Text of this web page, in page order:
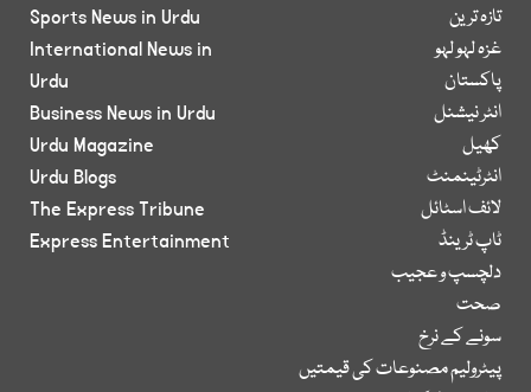
تازہ ترین
غزہ لہو لہو
پاکستان
انٹر نیشنل
کھیل
انٹرٹینمنٹ
لائف اسٹائل
ٹاپ ٹرینڈ
دلچسپ و عجیب
صحت
سونے کے نرخ
پیٹرولیم مصنوعات کی قیمتیں
Sports News in Urdu
International News in
Urdu
Business News in Urdu
Urdu Magazine
Urdu Blogs
The Express Tribune
Express Entertainment